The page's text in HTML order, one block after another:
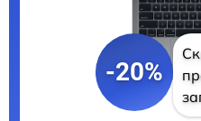
-20%